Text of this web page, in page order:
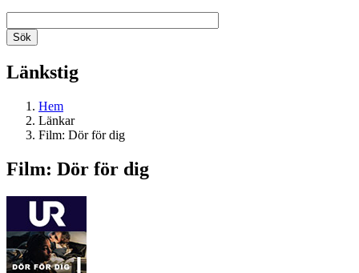
Länkstig
Hem
Länkar
Film: Dör för dig
Film: Dör för dig